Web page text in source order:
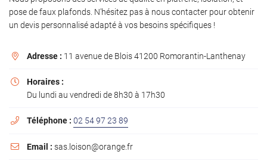
l'adresse email indiqué ci-dessus. Vous pouvez vous désinscrire à tout moment en
utilisantle formulaire de désinscription.
pose de faux plafonds. N'hésitez pas à nous contacter pour obtenir
un devis personnalisé adapté à vos besoins spécifiques !
 Adresse : 11 avenue de Blois 41200 Romorantin-Lanthenay

Horaires :
Du lundi au vendredi de 8h30 à 17h30
 Téléphone : 02 54 97 23 89
 Email : sas.loison@orange.fr